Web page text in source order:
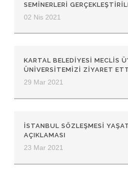
SEMINERLERI
02 Nis 2021
KARTAL BELEDİYESİ MECLİS
ÜNİVERSİTEMİZİ ZİYARET
29 Mar 2021
İSTANBUL SÖZLEŞMESİ
AÇIKLAMASI
23 Mar 2021